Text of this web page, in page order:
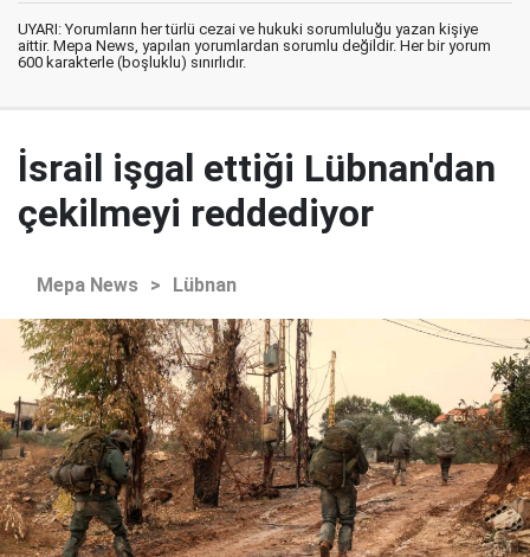
UYARI: Yorumların her türlü cezai ve hukuki sorumluluğu yazan kişiye
aittir. Mepa News, yapılan yorumlardan sorumlu değildir. Her bir yorum
600 karakterle (boşluklu) sınırlıdır.
İsrail işgal ettiği Lübnan'dan
çekilmeyi reddediyor
Mepa News > Lübnan